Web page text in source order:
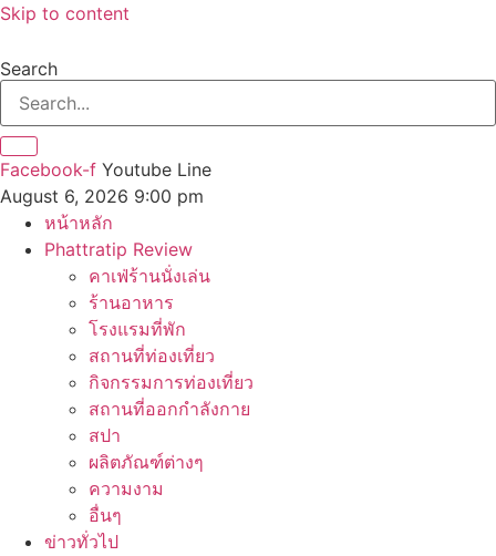
Skip to content
Search
Facebook-f Youtube Line
August 6, 2026 9:00 pm
หน้าหลัก
Phattratip Review
คาเฟ่ร้านนั่งเล่น
ร้านอาหาร
โรงแรมที่พัก
สถานที่ท่องเที่ยว
กิจกรรมการท่องเที่ยว
สถานที่ออกกำลังกาย
สปา
ผลิตภัณฑ์ต่างๆ
ความงาม
อื่นๆ
ข่าวทั่วไป